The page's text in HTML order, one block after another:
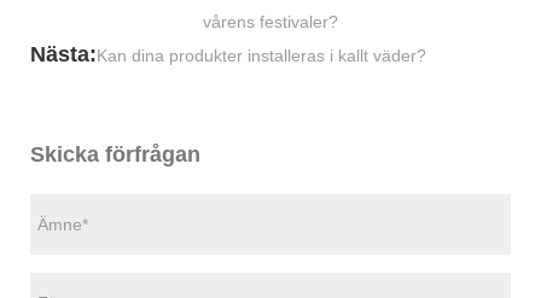
vårens festivaler?
Nästa:Kan dina produkter installeras i kallt väder?
Skicka förfrågan